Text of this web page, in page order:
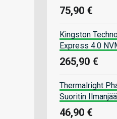
75,90 €
Kingston
Express 4.0
265,90 €
Thermalright
Suoritin
46,90 €